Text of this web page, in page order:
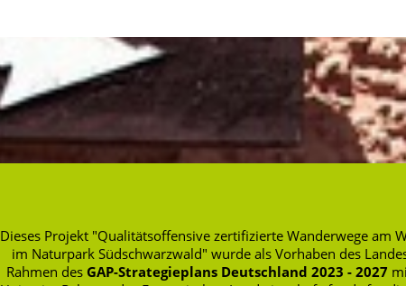
Dieses Projekt "Qualitätsoffensive zertifizierte Wanderwege am
im Naturpark Südschwarzwald" wurde als Vorhaben des
Rahmen des GAP-Strategieplans Deutschland 2023 - 2027